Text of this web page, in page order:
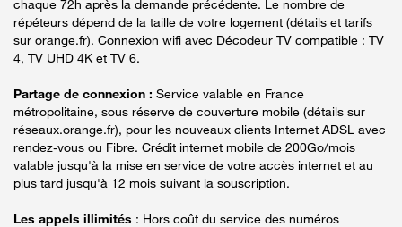
chaque 72h après la demande précédente. Le nombre de
répéteurs dépend de la taille de votre logement (détails et tarifs
sur orange.fr). Connexion wifi avec Décodeur TV compatible : TV
4, TV UHD 4K et TV 6.
Partage de connexion : Service valable en France
métropolitaine, sous réserve de couverture mobile (détails sur
réseaux.orange.fr), pour les nouveaux clients Internet ADSL avec
rendez-vous ou Fibre. Crédit internet mobile de 200Go/mois
valable jusqu'à la mise en service de votre accès internet et au
plus tard jusqu'à 12 mois suivant la souscription.
Les appels illimités : Hors coût du service des numéros